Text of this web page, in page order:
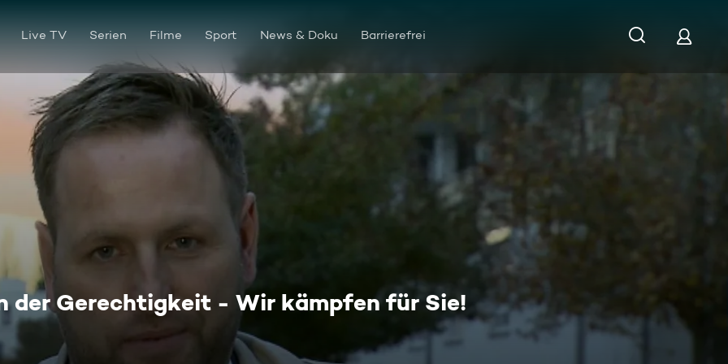
Live TV Serien Filme Sport News & Doku Barrierefrei
der Gerechtigkeit - Wir kämpfen für Sie!